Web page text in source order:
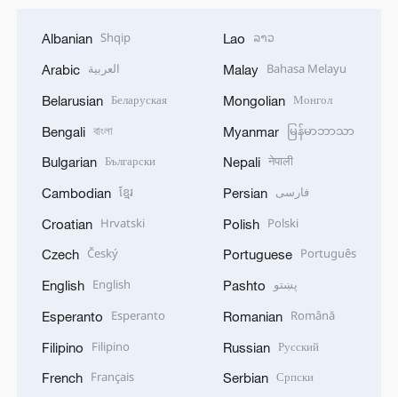
Albanian Shqip
Arabic العربية
Belarusian Беларуская
Bengali বাংলা
Bulgarian Български
Cambodian ខ្មែរ
Croatian Hrvatski
Czech Český
English English
Esperanto Esperanto
Filipino Filipino
French Français
Lao ລາວ
Malay Bahasa Melayu
Mongolian Монгол
Myanmar မြန်မာဘာသာ
Nepali नेपाली
Persian فارسی
Polish Polski
Portuguese Português
Pashto پښتو
Romanian Română
Russian Русский
Serbian Српски